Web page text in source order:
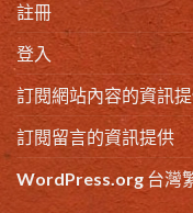
註冊
登入
訂閱網站內容的資訊
訂閱留言的資訊提供
WordPress.org 台灣